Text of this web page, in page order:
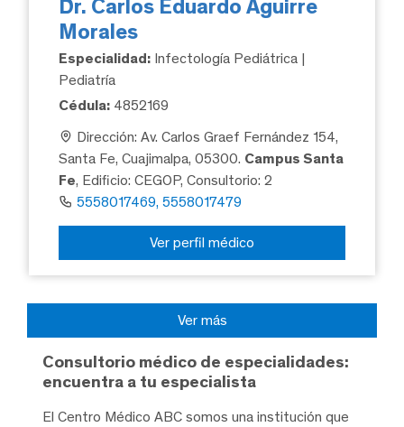
Dr. Carlos Eduardo Aguirre
Morales
Especialidad: Infectología Pediátrica |
Pediatría
Cédula: 4852169
Dirección: Av. Carlos Graef Fernández 154,
Santa Fe, Cuajimalpa, 05300. Campus Santa
Fe, Edificio: CEGOP, Consultorio: 2
5558017469, 5558017479
Ver perfil médico
Ver más
Consultorio médico de especialidades:
encuentra a tu especialista
El Centro Médico ABC somos una institución que